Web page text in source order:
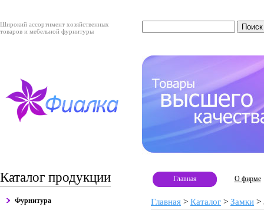
Широкий ассортимент хозяйственных
товаров и мебельной фурнитуры
Каталог продукции
Фурнитура
Главная О фирме
Главная > Каталог > Замки >